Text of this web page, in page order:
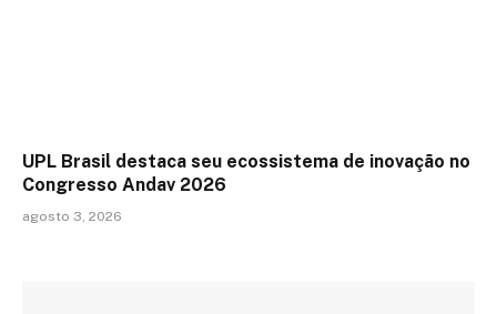
UPL Brasil destaca seu ecossistema de inovação no
Congresso Andav 2026
agosto 3, 2026